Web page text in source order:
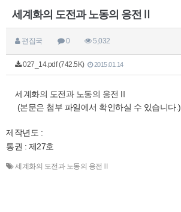
세계화의 도전과 노동의 응전Ⅱ
편집국 0 5,032
027_14.pdf (742.5K) 2015.01.14
세계화의 도전과 노동의 응전Ⅱ
(본문은 첨부 파일에서 확인하실 수 있습니다.)
제작년도 :
통권 : 제27호
세계화의 도전과 노동의 응전Ⅱ